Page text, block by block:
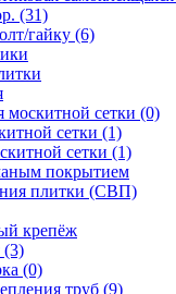
(31)
гайку (6)
москитной сетки (0)
сетки (1)
сетки (1)
покрытием
плитки (СВП)
крепёж
(3)
(0)
труб (9)